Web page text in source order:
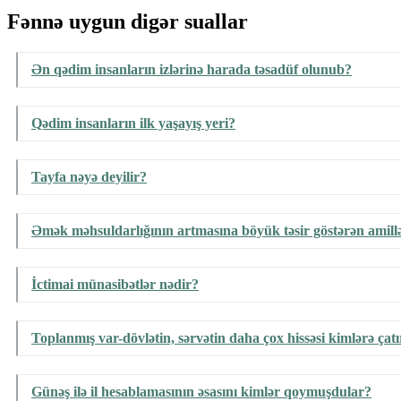
Fənnə uygun digər suallar
Ən qədim insanların izlərinə harada təsadüf olunub?
Qədim insanların ilk yaşayış yeri?
Tayfa nəyə deyilir?
Əmək məhsuldarlığının artmasına böyük təsir göstərən
İctimai münasibətlər nədir?
Toplanmış var-dövlətin, sərvətin daha çox hissəsi kimlərə
Günəş ilə il hesablamasının əsasını kimlər qoymuşdular?